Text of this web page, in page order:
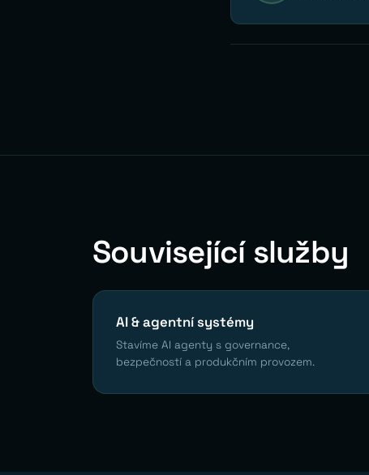
Související služby
AI & agentní systémy
Stavíme AI agenty s governance,
bezpečností a produkčním provozem.